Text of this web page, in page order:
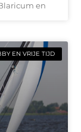
en
EN VRIJE TIJD